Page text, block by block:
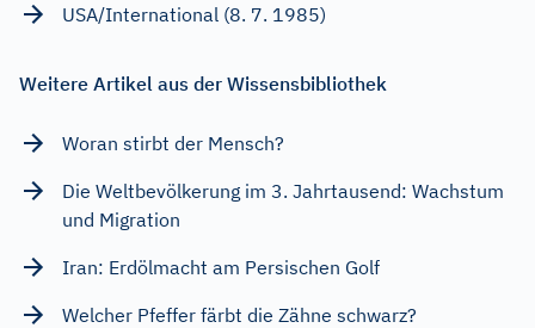
USA/International (8. 7. 1985)
Weitere Artikel aus der Wissensbibliothek
Woran stirbt der Mensch?
Die Weltbevölkerung im 3. Jahrtausend: Wachstum
und Migration
Iran: Erdölmacht am Persischen Golf
Welcher Pfeffer färbt die Zähne schwarz?